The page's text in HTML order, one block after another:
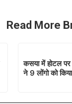
Read More
कसया में होटल पर
ने 9 लोंगो को